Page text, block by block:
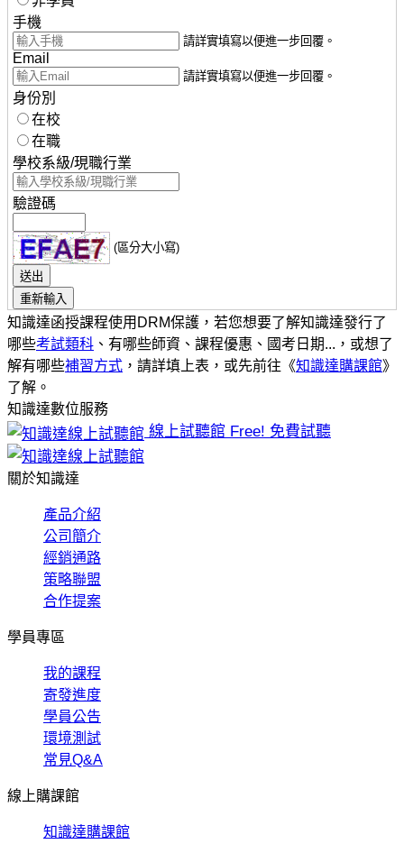
手機
請詳實填寫以便進一步回覆。
Email
請詳實填寫以便進一步回覆。
身份別
在校
在職
學校系級/現職行業
驗證碼
(區分大小寫)
知識達函授課程使用DRM保護，若您想要了解知識達發行了
哪些考試類科 、有哪些師資、課程優惠、國考日期...，或想了
解有哪些補習方式 ，請詳填上表，或先前往《知識達購課館》
了解。
知識達數位服務
線上試聽館 Free! 免費試聽
關於知識達
產品介紹
公司簡介
經銷通路
策略聯盟
合作提案
學員專區
我的課程
寄發進度
學員公告
環境測試
常見Q&A
線上購課館
知識達購課館